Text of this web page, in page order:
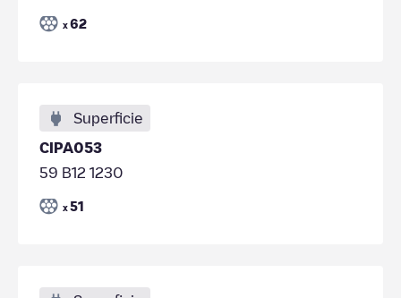
x 62
Superficie
CIPA053
59 B12 1230
x 51